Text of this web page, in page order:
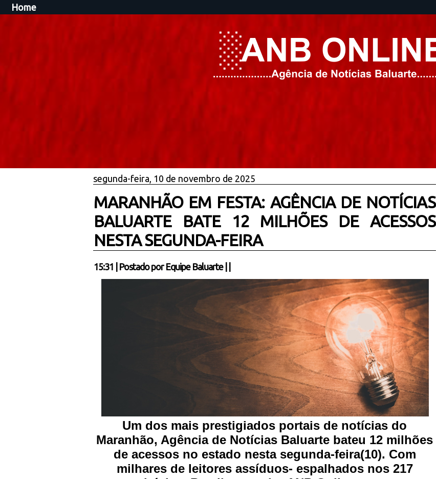
Home
segunda-feira, 10 de novembro de 2025
MARANHÃO EM FESTA: AGÊNCIA DE NOTÍCIAS
BALUARTE BATE 12 MILHÕES DE ACESSOS
NESTA SEGUNDA-FEIRA
15:31 Postado por Equipe Baluarte
Um dos mais prestigiados portais de notícias do
Maranhão, Agência de Notícias Baluarte bateu 12 milhões
de acessos no estado nesta segunda-feira(10). Com
milhares de leitores assíduos- espalhados nos 217